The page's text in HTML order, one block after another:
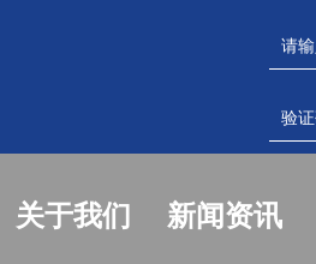
关于我们 新闻资讯